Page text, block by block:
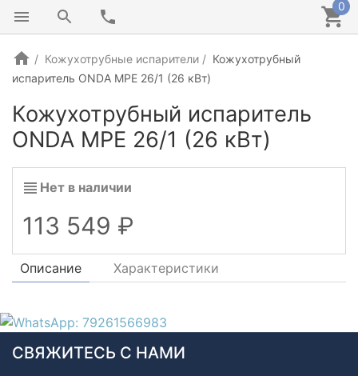
0
Кожухотрубные испарители
Кожухотрубный
испаритель ONDA MPE 26/1 (26 кВт)
Кожухотрубный испаритель
ONDA MPE 26/1 (26 кВт)
Нет в наличии
113 549
Описание Характеристики
СВЯЖИТЕСЬ С НАМИ